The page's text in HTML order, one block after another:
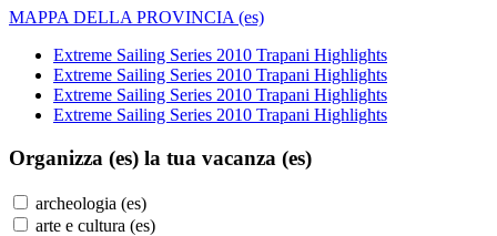
MAPPA DELLA PROVINCIA (es)
Extreme Sailing Series 2010 Trapani Highlights
Extreme Sailing Series 2010 Trapani Highlights
Extreme Sailing Series 2010 Trapani Highlights
Extreme Sailing Series 2010 Trapani Highlights
Organizza (es) la tua vacanza (es)
archeologia (es)
arte e cultura (es)